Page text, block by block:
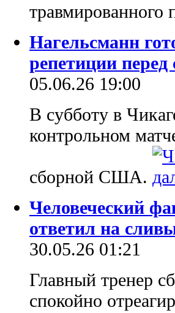
Нагельсманн
репетиции
05.06.26 19:00
В субботу в
контрольном
сборной США.
Человеческий
ответил на
30.05.26 01:21
Главный тренер
спокойно